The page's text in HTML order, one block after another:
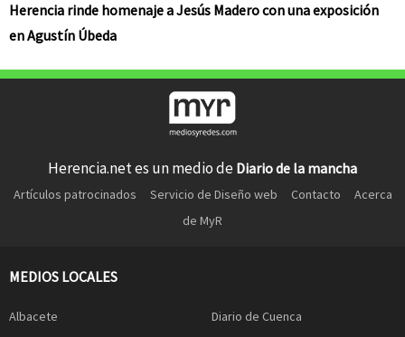
Herencia rinde homenaje a Jesús Madero con una exposición
en Agustín Úbeda
Herencia.net es un medio de Diario de la mancha
Artículos patrocinados Servicio de Diseño web Contacto
Acerca
de MyR
MEDIOS LOCALES
Albacete
Diario de Cuenca